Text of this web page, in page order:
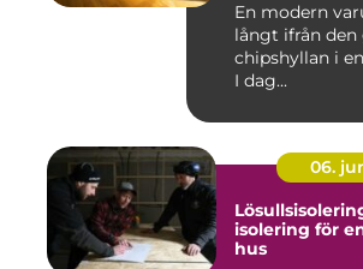
En modern
långt ifrån den
chipshyllan i
I dag...
06.
isolering för
hus